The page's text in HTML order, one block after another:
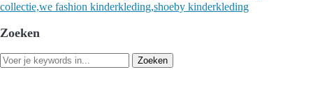
Zoeken